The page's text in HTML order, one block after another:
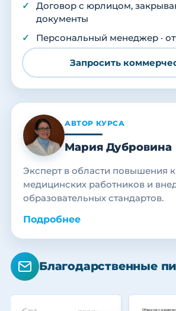
Договор с юрлицом,
документы
Персональный менеджер ·
Запросить
АВТОР КУРСА
Мария Дубровина
Эксперт в области повышения
медицинских работников и
образовательных стандартов.
Подробнее
Благодарственные